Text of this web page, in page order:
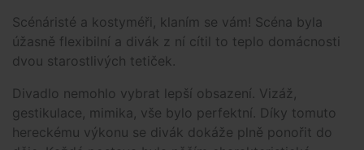
Scénáristé a kostyméři, klaním se vám! Scéna byla
úžasně flexibilní a divák z ní cítil to teplo domácnosti
dvou starostlivých tetiček.
Divadlo nemohlo vybrat lepší obsazení. Vizáž,
gestikulace, mimika, vše bylo perfektní. Díky tomuto
hereckému výkonu se divák dokáže plně ponořit do